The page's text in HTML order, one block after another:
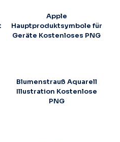
Apple
Hauptproduktsymbole für
Geräte Kostenloses PNG
Blumenstrauß Aquarell
Illustration Kostenlose
PNG